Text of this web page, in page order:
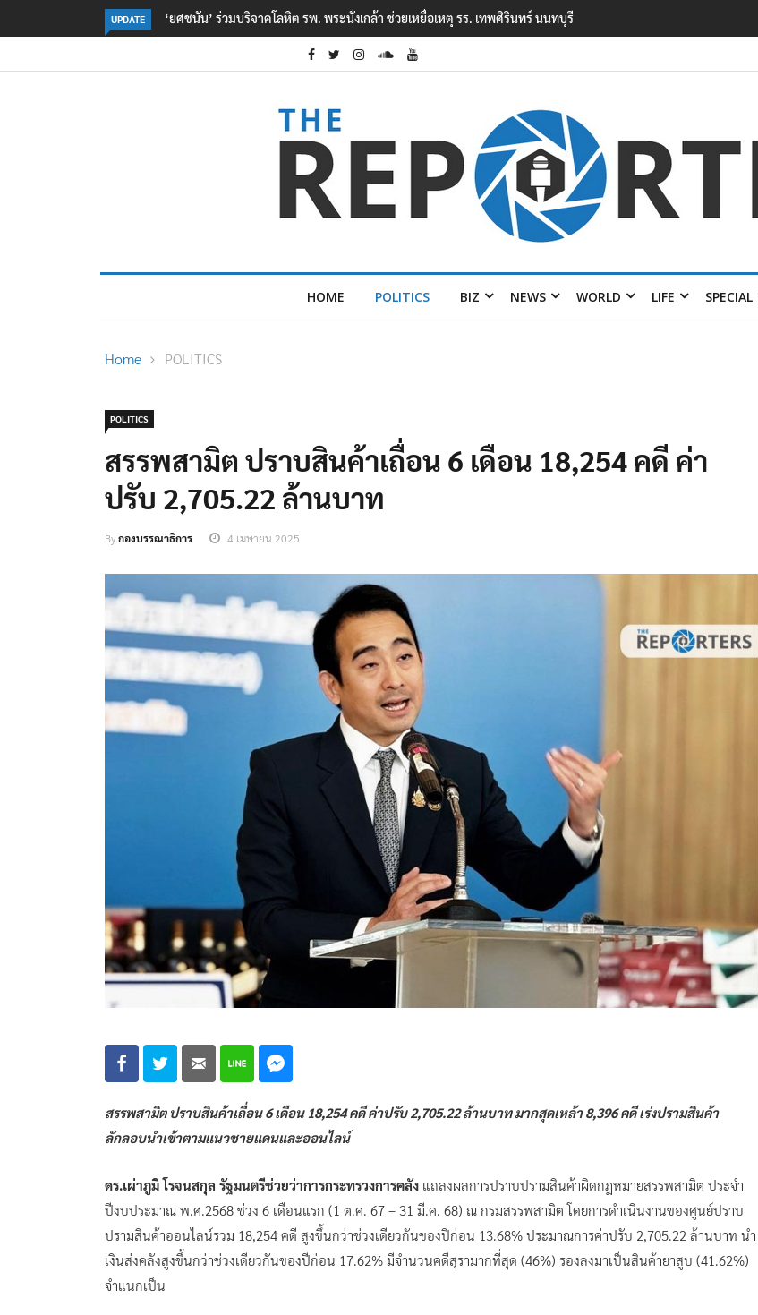
UPDATE
ยเหยื่อเหตุ รร. เทพศิรินทร์ นนทบุรีตร. อยู่ระหว่างสอบสวนแรงจูงใจ เหตุยิงในโรงเรียนเทพศิรินทร์ นนทบุรี พบเด็กก่อ
เหตุเครียดเรื่องเรียน
HOME POLITICS BIZ NEWS WORLD LIFE SPECIAL
Home POLITICS
POLITICS
สรรพสามิต ปราบสินค้าเถื่อน 6 เดือน 18,254 คดี ค่า
ปรับ 2,705.22 ล้านบาท
Byกองบรรณาธิการ 4 เมษายน 2025
สรรพสามิต ปราบสินค้าเถื่อน 6 เดือน 18,254 คดี ค่าปรับ 2,705.22 ล้านบาท มากสุดเหล้า 8,396 คดี เร่งปรามสินค้า
ลักลอบนำเข้าตามแนวชายแดนและออนไลน์
ดร.เผ่าภูมิ โรจนสกุล รัฐมนตรีช่วยว่าการกระทรวงการคลัง แถลงผลการปราบปรามสินค้าผิดกฎหมายสรรพสามิต ประจำ
ปีงบประมาณ พ.ศ.2568 ช่วง 6 เดือนแรก (1 ต.ค. 67 – 31 มี.ค. 68) ณ กรมสรรพสามิต โดยการดำเนินงานของศูนย์ปราบ
ปรามสินค้าออนไลน์รวม 18,254 คดี สูงขึ้นกว่าช่วงเดียวกันของปีก่อน 13.68% ประมาณการค่าปรับ 2,705.22 ล้านบาท นำ
เงินส่งคลังสูงขึ้นกว่าช่วงเดียวกันของปีก่อน 17.62% มีจำนวนคดีสุรามากที่สุด (46%) รองลงมาเป็นสินค้ายาสูบ (41.62%)
จำแนกเป็น